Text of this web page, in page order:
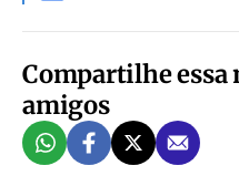
Compartilhe essa
amigos